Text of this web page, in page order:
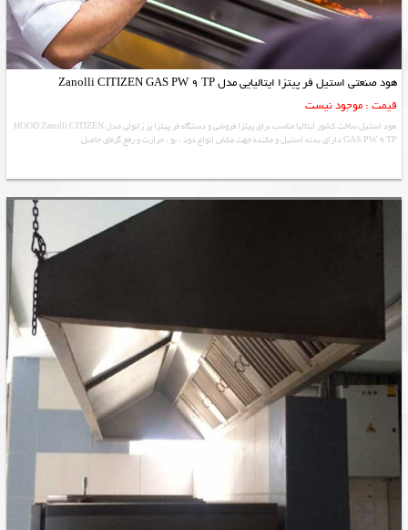
هود صنعتی استیل فر پیتزا ایتالیایی مدل Zanolli CITIZEN GAS PW 9 TP
قیمت : موجود نیست
هود استیل ساخت کشور ایتالیا مناسب برای پیتزا فروشی و دستگاه فر پیتزا پز زانولی مدل HOOD Zanolli CITIZEN
GAS PW 9 TP دارای بدنه استیل و مکنده جهت مکش انواع دود ، بو ، حرارت و رفع گرمای حاصل